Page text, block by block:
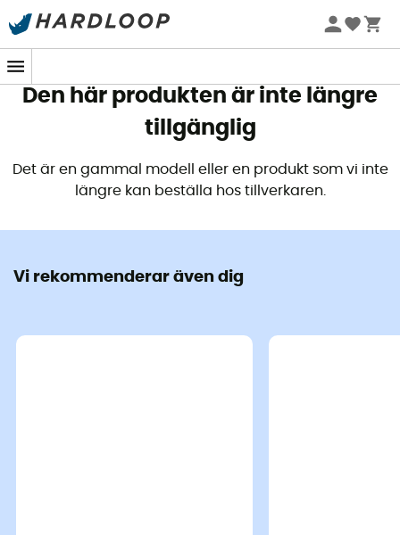
Sommarerbjudanden 🔥 -5 % EXTRA vid köp av 2 produkter*
Den här produkten är inte längre
tillgänglig
Det är en gammal modell eller en produkt som vi inte
längre kan beställa hos tillverkaren.
Vi rekommenderar även dig